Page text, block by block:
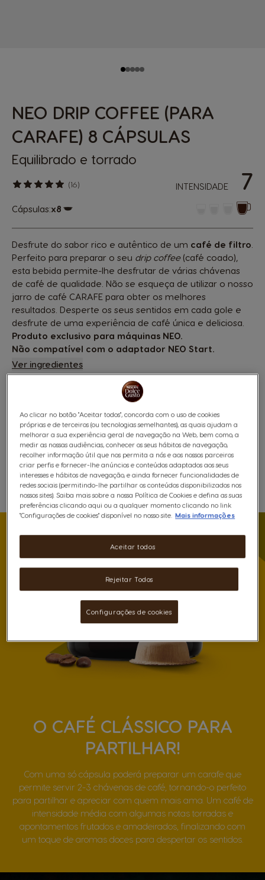
NEO DRIP COFFEE (PARA
CARAFE) 8 CÁPSULAS
Equilibrado e torrado
INTENSIDADE 7
(16)
Cápsulas:x8
Desfrute do sabor rico e autêntico de um café de filtro
Perfeito para preparar o seu drip coffee(café coado),
esta bebida permite-lhe desfrutar de várias chávenas
de café de qualidade. Não se esqueça de utilizar o nosso
jarro de café CARAFE para obter os melhores
resultados. Desperte os seus sentidos em cada gole e
desfrute de uma experiência de café única e deliciosa.
Produto exclusivo para máquinas NEO.
Não compatível com o adaptador NEO Start.
Ver ingredientes
Compatibilidade
Entrega Grátis acima de 20€
Favoritos
Lista De Desejos
O CAFÉ CLÁSSICO PARA
PARTILHAR!
Com uma só cápsula poderá preparar um carafe que
permite servir 2-3 chávenas de café, tornando-o perfeito
para partilhar e apreciar com quem mais ama. Um café de
intensidade média com algumas notas torradas e
apontamentos frutados e amadeirados, finalizando com
um toque de aromas doces para despertar os sentidos.
Ao clicar no botão "Aceitar todos", concorda com o uso de cookies
próprias e de terceiros (ou tecnologias semelhantes), as quais ajudam a
melhorar a sua experiência geral de navegação na Web, bem como, a
medir as nossas audiências, conhecer os seus hábitos de navegação,
recolher informação útil que nos permita a nós e aos nossos parceiros
criar perfis e fornecer-lhe anúncios e conteúdos adaptados aos seus
interesses e hábitos de navegação, e ainda fornecer funcionalidades de
redes sociais (permitindo-lhe partilhar os conteúdos disponibilizados nos
nossos sites). Saiba mais sobre a nossa Política de Cookies e defina as suas
preferências clicando aqui ou a qualquer momento clicando no link
"Configurações de cookies" disponível no nosso site. Mais informações
Rejeitar Todos
Aceitar todos
Configurações de cookies